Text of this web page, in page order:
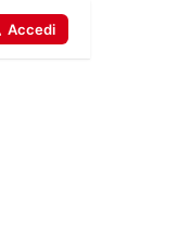
Accedi